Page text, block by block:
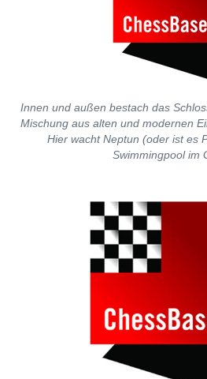
Innen und außen bestach das
Mischung aus alten und modernen
Hier wacht Neptun (oder ist es
Swimmingpool im